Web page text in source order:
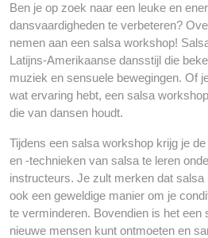
Ben je op zoek naar een leuke en
dansvaardigheden te verbeteren?
nemen aan een salsa workshop!
Latijns-Amerikaanse dansstijl die
muziek en sensuele bewegingen. Of
wat ervaring hebt, een salsa
die van dansen houdt.
Tijdens een salsa workshop krijg je
en -technieken van salsa te leren
instructeurs. Je zult merken dat salsa
ook een geweldige manier om je
te verminderen. Bovendien is het een
nieuwe mensen kunt ontmoeten en